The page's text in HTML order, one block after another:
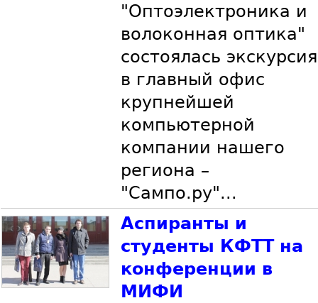
"Оптоэлектроника и
волоконная оптика"
состоялась экскурсия
в главный офис
крупнейшей
компьютерной
компании нашего
региона –
"Сампо.ру"...
Аспиранты и
студенты КФТТ на
конференции в
МИФИ